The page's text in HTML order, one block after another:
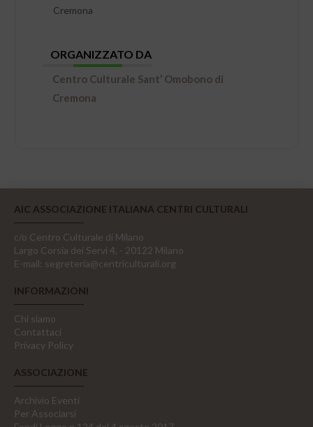
Cremona
ORGANIZZATO DA
Centro Culturale Sant’ Omobono di
Cremona
AIC ASSOCIAZIONE ITALIANA CENTRI CULTURALI
c/o Centro Culturale di Milano
Largo Corsia dei Servi 4, - 20122 Milano
E-mail: segreteria@centriculturali.org
INFORMAZIONI
Chi siamo
Contattaci
Privacy Policy
ASSOCIAZIONE
Archivio Eventi
Per Associarsi